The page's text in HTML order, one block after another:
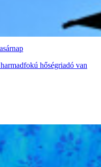
hőségriadó van